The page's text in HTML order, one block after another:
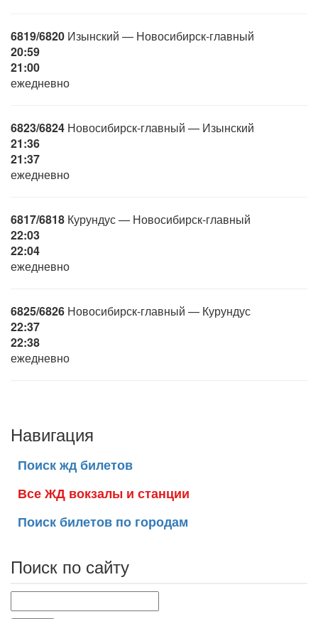
6819/6820 Изынский — Новосибирск-главный
20:59
21:00
ежедневно
6823/6824 Новосибирск-главный — Изынский
21:36
21:37
ежедневно
6817/6818 Курундус — Новосибирск-главный
22:03
22:04
ежедневно
6825/6826 Новосибирск-главный — Курундус
22:37
22:38
ежедневно
Навигация
Поиск жд билетов
Все ЖД вокзалы и станции
Поиск билетов по городам
Поиск по сайту